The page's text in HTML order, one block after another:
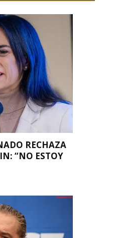
RECHAZA
“NO ESTOY